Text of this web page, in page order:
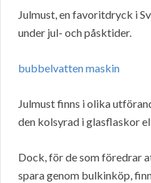
Julmust, en favoritdryck i
under jul- och påsktider.
bubbelvatten maskin
Julmust finns i olika
den kolsyrad i glasflaskor
Dock, för de som föredrar
spara genom bulkinköp,